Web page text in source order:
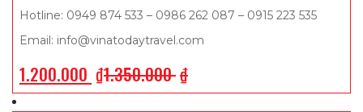
bạn.
Hotline: 0949 874 533 – 0986 262 087 – 0915 223 535
Email: info@vinatodaytravel.com
1.200.000 ₫1.350.000₫